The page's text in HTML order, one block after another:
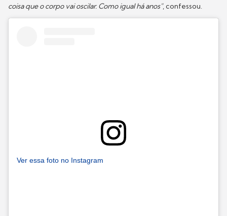
coisa que o corpo vai oscilar. Como igual há anos", confessou.
Ver essa foto no Instagram